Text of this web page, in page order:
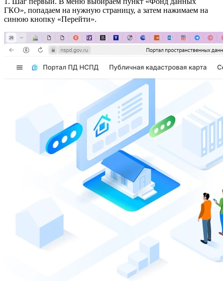
ГКО», попадаем на нужную страницу, а затем нажимаем на
синюю кнопку «Перейти».